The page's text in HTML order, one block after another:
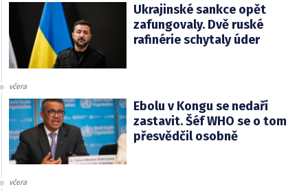
Ukrajinské sankce opět
zafungovaly. Dvě ruské
rafinérie schytaly úder
včera
Ebolu v Kongu se nedaří
zastavit. Šéf WHO se o tom
přesvědčil osobně
včera